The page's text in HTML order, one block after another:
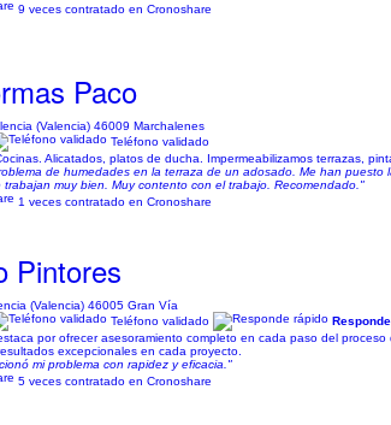
9 veces contratado en Cronoshare
Paco
(Valencia) 46009 Marchalenes
Teléfono validado
Alicatados, platos de ducha. Impermeabilizamos terrazas,
de humedades en la terraza de un adosado. Me han
muy bien. Muy contento con el trabajo. Recomendado."
1 veces contratado en Cronoshare
Pintores
(Valencia) 46005 Gran Vía
Teléfono validado
por ofrecer asesoramiento completo en cada paso del
excepcionales en cada proyecto.
mi problema con rapidez y eficacia."
5 veces contratado en Cronoshare